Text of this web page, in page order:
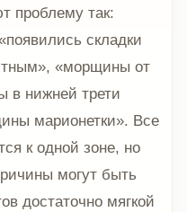
проблему так:
складки
«морщины от
в нижней трети
марионетки». Все
к одной зоне, но
могут быть
достаточно мягкой